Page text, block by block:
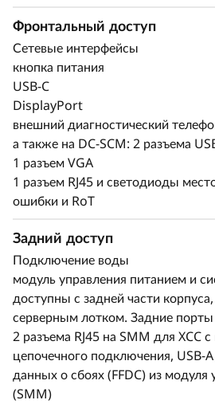
Фронтальный доступ
Сетевые интерфейсы
кнопка питания
USB-C
DisplayPort
внешний диагностический
а также на DC-SCM: 2 разъема
1 разъем VGA
1 разъем RJ45 и светодиоды
ошибки и RoT
Задний доступ
Подключение воды
модуль управления питанием и
доступны с задней части
серверным лотком. Задние порты
2 разъема RJ45 на SMM для XCC
цепочечного подключения, USB-
данных о сбоях (FFDC) из модуля
(SMM)